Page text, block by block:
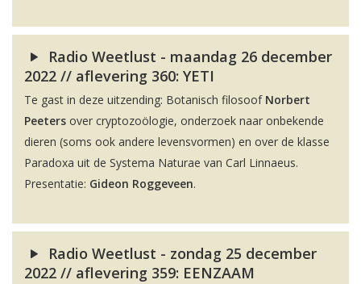
Radio Weetlust - maandag 26 december
2022 // aflevering 360: YETI
Te gast in deze uitzending: Botanisch filosoof Norbert
Peeters over cryptozoölogie, onderzoek naar onbekende
dieren (soms ook andere levensvormen) en over de klasse
Paradoxa uit de Systema Naturae van Carl Linnaeus.
Presentatie: Gideon Roggeveen.
Radio Weetlust - zondag 25 december
2022 // aflevering 359: EENZAAM